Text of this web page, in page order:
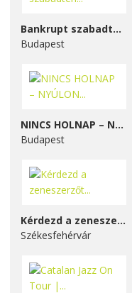
Bankrupt szabadtéri...
Budapest
NINCS HOLNAP – NYÚLON...
Budapest
Kérdezd a zeneszerzőt...
Székesfehérvár